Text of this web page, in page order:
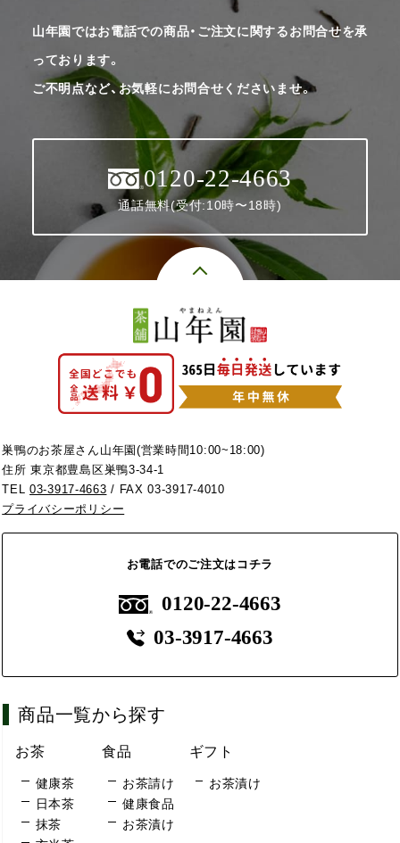
山年園ではお電話での商品・ご注文に関するお問合せを承
っております。
ご不明点など、お気軽にお問合せくださいませ。
0120-22-4663
通話無料(受付:10時〜18時)
巣鴨のお茶屋さん山年園(営業時間10:00~18:00)
住所 東京都豊島区巣鴨3-34-1
TEL03-3917-4663 / FAX 03-3917-4010
プライバシーポリシー
お電話でのご注文はコチラ
0120-22-4663
03-3917-4663
商品一覧から探す
お茶
健康茶
日本茶
抹茶
食品
お茶請け
健康食品
お茶漬け
ギフト
お茶漬け